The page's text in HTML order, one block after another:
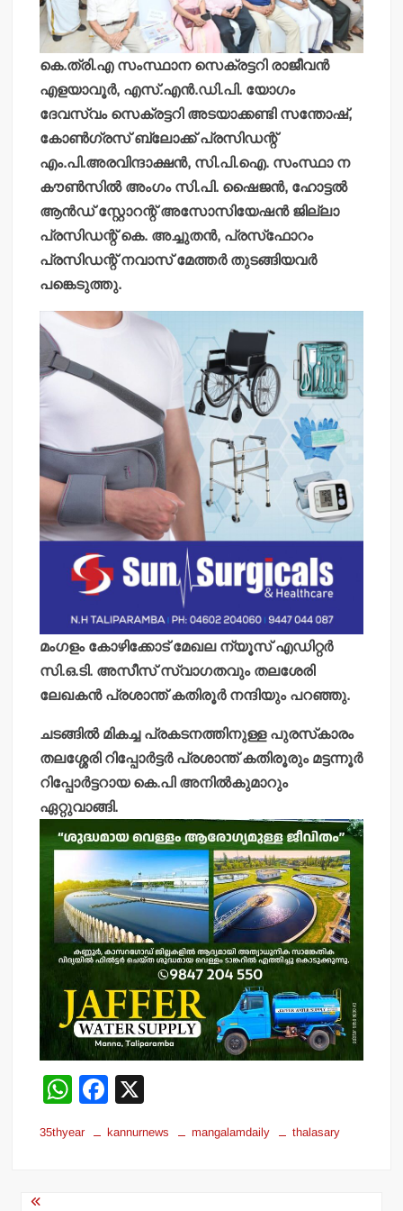
കെ.ത്രി.എ സംസ്ഥാന സെക്രട്ടറി രാജീവന്‍
എളയാവൂര്‍, എസ്.എന്‍.ഡി.പി. യോഗം
ദേവസ്വം സെക്രട്ടറി അടയാക്കണ്ടി സന്തോഷ്,
കോണ്‍ഗ്രസ് ബ്ലോക്ക് പ്രസിഡന്റ്
എം.പി.അരവിന്ദാക്ഷന്‍, സി.പി.ഐ. സംസ്ഥാ ന
കൗണ്‍സില്‍ അംഗം സി.പി. ഷൈജന്‍, ഹോട്ടല്‍
ആന്‍ഡ് സ്റ്റോറന്റ് അസോസിയേഷന്‍ ജില്ലാ
പ്രസിഡന്റ് കെ. അച്ചുതന്‍, പ്രസ്‌ഫോറം
പ്രസിഡന്റ് നവാസ് മേത്തര്‍ തുടങ്ങിയവര്‍
പങ്കെടുത്തു.
മംഗളം കോഴിക്കോട് മേഖല ന്യൂസ് എഡിറ്റര്‍
സി.ഒ.ടി. അസീസ് സ്വാഗതവും തലശേരി
ലേഖകന്‍ പ്രശാന്ത് കതിരൂര്‍ നന്ദിയും പറഞ്ഞു.
ചടങ്ങില്‍ മികച്ച പ്രകടനത്തിനുള്ള പുരസ്‌കാരം
തലശ്ശേരി റിപ്പോര്‍ട്ടര്‍ പ്രശാന്ത് കതിരൂരും മട്ടന്നൂര്‍
റിപ്പോര്‍ട്ടറായ കെ.പി അനില്‍കുമാറും
ഏറ്റുവാങ്ങി.
W
at
F
c
35thyear kannurnews mangalamdaily thalasary